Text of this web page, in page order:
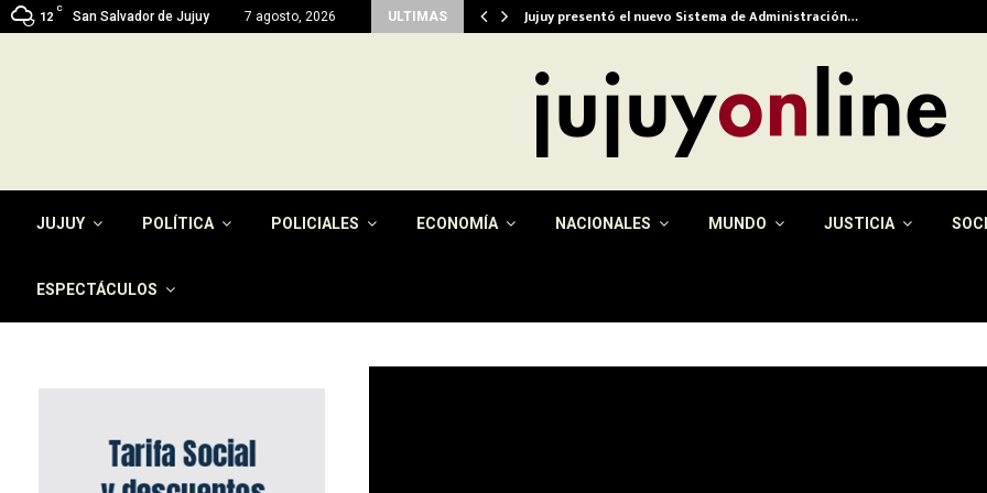
12
C
San Salvador de Jujuy 7 agosto, 2026 ULTIMAS
del pago de la tasa por… Jujuy presentó el nuevo Sistema de Administración…
JUJUY POLÍTICA POLICIALES ECONOMÍA NACIONALES MUNDO JUSTICIA
ESPECTÁCULOS